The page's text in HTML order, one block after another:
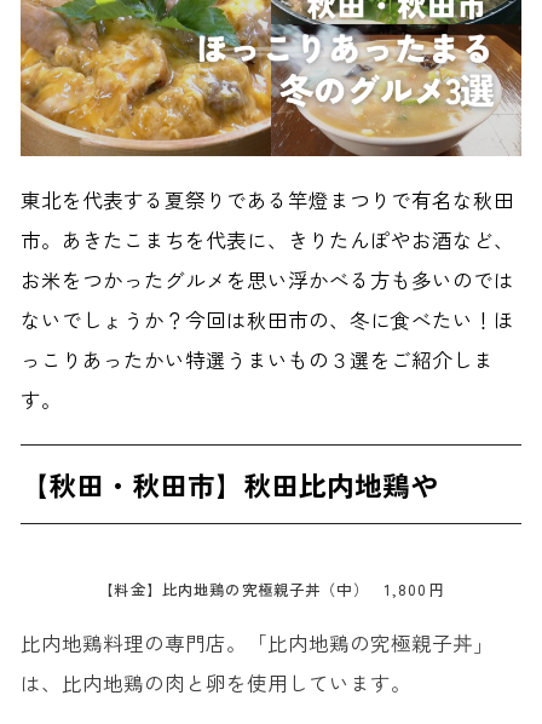
東北を代表する夏祭りである竿燈まつりで有名な秋田
市。あきたこまちを代表に、きりたんぽやお酒など、
お米をつかったグルメを思い浮かべる方も多いのでは
ないでしょうか？今回は秋田市の、冬に食べたい！ほ
っこりあったかい特選うまいもの３選をご紹介しま
す。
【秋田・秋田市】秋田比内地鶏や
【料金】比内地鶏の究極親子丼（中） 1,800円
比内地鶏料理の専門店。「比内地鶏の究極親子丼」
は、比内地鶏の肉と卵を使用しています。